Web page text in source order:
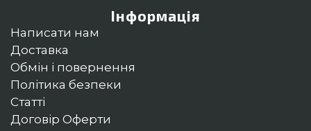
Інформація
Написати нам
Доставка
Обмін і повернення
Політика безпеки
Статті
Договір Оферти